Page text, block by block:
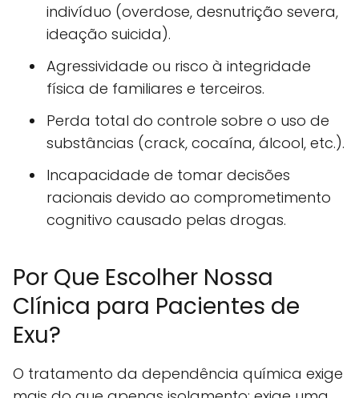
indivíduo (overdose, desnutrição severa,
ideação suicida).
Agressividade ou risco à integridade
física de familiares e terceiros.
Perda total do controle sobre o uso de
substâncias (crack, cocaína, álcool, etc.).
Incapacidade de tomar decisões
racionais devido ao comprometimento
cognitivo causado pelas drogas.
Por Que Escolher Nossa
Clínica para Pacientes de
Exu?
O tratamento da dependência química exige